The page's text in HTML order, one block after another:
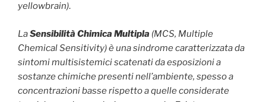
yellowbrain).
LaSensibilità Chimica Multipla (MCS, Multiple
Chemical Sensitivity) è una sindrome caratterizzata da
sintomi multisistemici scatenati da esposizioni a
sostanze chimiche presenti nell’ambiente, spesso a
concentrazioni basse rispetto a quelle considerate